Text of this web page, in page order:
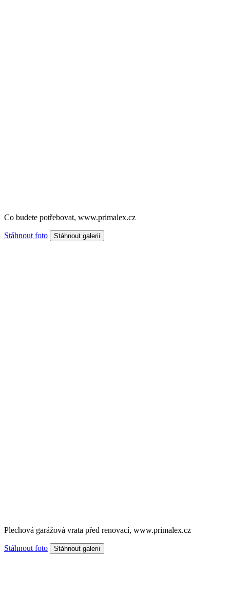
Co budete potřebovat, www.primalex.cz
Stáhnout foto
Plechová garážová vrata před renovací, www.primalex.cz
Stáhnout foto